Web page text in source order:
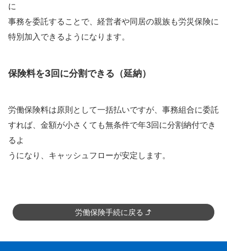
に
事務を委託することで、経営者や同居の親族も労災保険に
特別加入できるようになります。
保険料を3回に分割できる（延納）
労働保険料は原則として一括払いですが、事務組合に委託
すれば、金額が小さくても無条件で年3回に分割納付でき
るよ
うになり、キャッシュフローが安定します。
労働保険手続に戻る